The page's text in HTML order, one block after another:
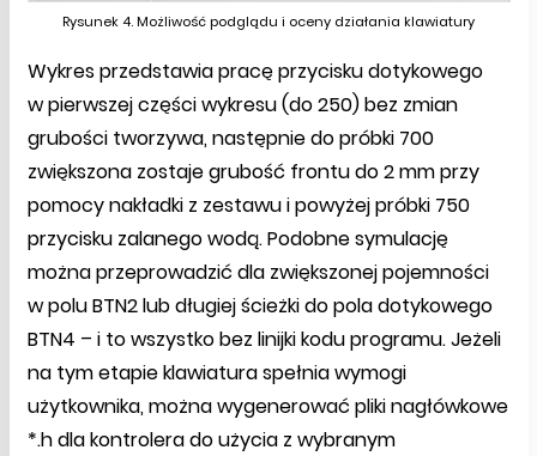
Rysunek 4. Możliwość podglądu i oceny działania klawiatury
Wykres przedstawia pracę przycisku dotykowego
w pierwszej części wykresu (do 250) bez zmian
grubości tworzywa, następnie do próbki 700
zwiększona zostaje grubość frontu do 2 mm przy
pomocy nakładki z zestawu i powyżej próbki 750
przycisku zalanego wodą. Podobne symulację
można przeprowadzić dla zwiększonej pojemności
w polu BTN2 lub długiej ścieżki do pola dotykowego
BTN4 – i to wszystko bez linijki kodu programu. Jeżeli
na tym etapie klawiatura spełnia wymogi
użytkownika, można wygenerować pliki nagłówkowe
*.h dla kontrolera do użycia z wybranym